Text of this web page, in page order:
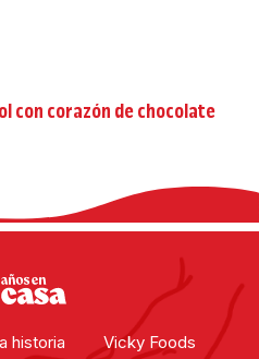
con corazón de chocolate
un sabor profundo, cremoso y
con elaboraciones de
historia Vicky Foods